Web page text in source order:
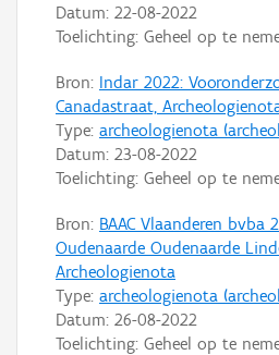
Datum: 22-08-2022
Toelichting: Geheel op te
Bron: Indar 2022:
Canadastraat,
Type: archeologienota
Datum: 23-08-2022
Toelichting: Geheel op te
Bron: BAAC Vlaanderen bvba
Oudenaarde Oudenaarde
Archeologienota
Type: archeologienota
Datum: 26-08-2022
Toelichting: Geheel op te